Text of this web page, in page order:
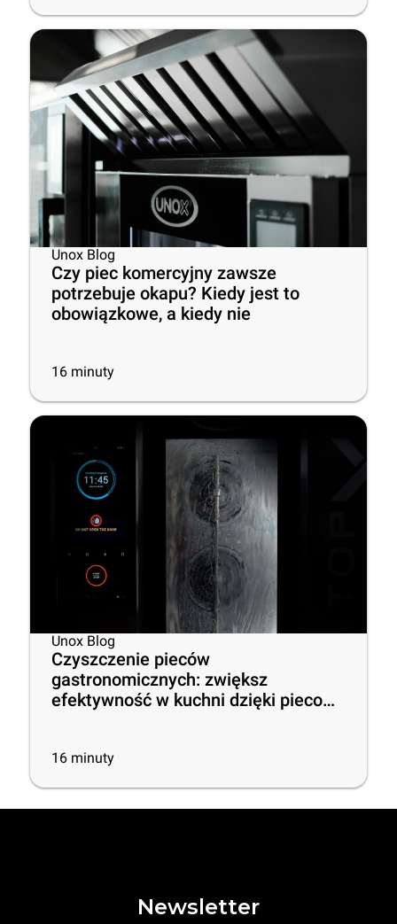
Unox Blog
Czy piec komercyjny zawsze
potrzebuje okapu? Kiedy jest to
obowiązkowe, a kiedy nie
16 minuty
Unox Blog
Czyszczenie pieców
gastronomicznych: zwiększ
efektywność w kuchni dzięki piecom
praktycznym wskazówkom
16 minuty
Newsletter